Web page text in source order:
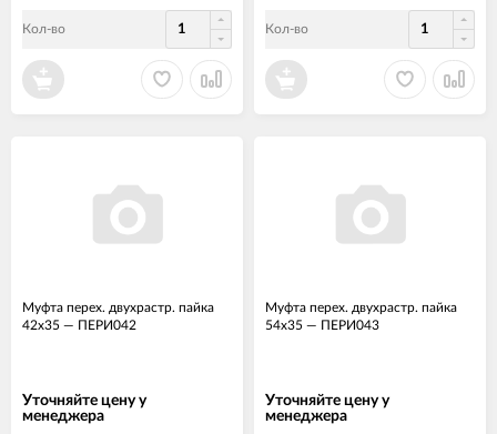
Кол-во Кол-во
Муфта перех. двухрастр. пайка
42х35 — ПЕРИ042
Уточняйте цену у
менеджера
Муфта перех. двухрастр. пайка
54х35 — ПЕРИ043
Уточняйте цену у
менеджера